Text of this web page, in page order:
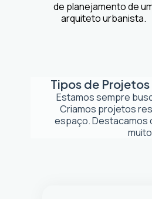
Tipos de
Estamos sempre
Criamos projetos
espaço. Destacamos